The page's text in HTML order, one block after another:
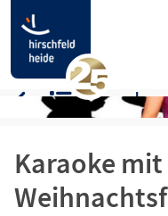
Karaoke
Karaoke mit